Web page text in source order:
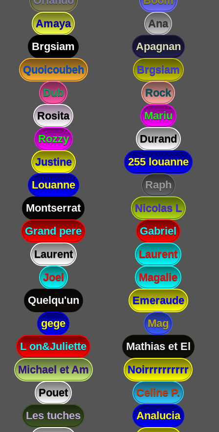
Amaya
Ana
Brgsiam
Apagnan
Quoicoubeh
Brgsiam
Dub
Rock
Rosita
Mariu
Rozzy
Durand
Justine
255 louanne
Louanne
Raph
Montserrat
Nicolas L
Grand pere
Gabriel
Laurent
Laurent
Joel
Magalie
Quelqu'un
Emeraude
gege
Mag
L on&Juliette
Mathias et El
Michael et Am
Noirrrrrrrrrr
Pouet
Celine P.
Les tuches
Analucia